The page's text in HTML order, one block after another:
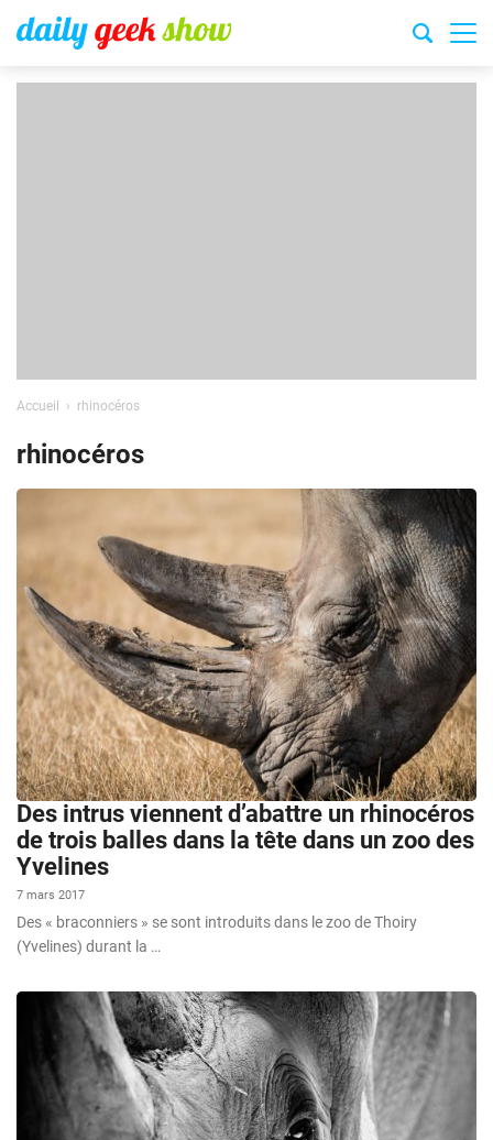
Accueil rhinocéros
rhinocéros
Des intrus viennent d’abattre un rhinocéros
de trois balles dans la tête dans un zoo des
Yvelines
7 mars 2017
Des « braconniers » se sont introduits dans le zoo de Thoiry
(Yvelines) durant la …